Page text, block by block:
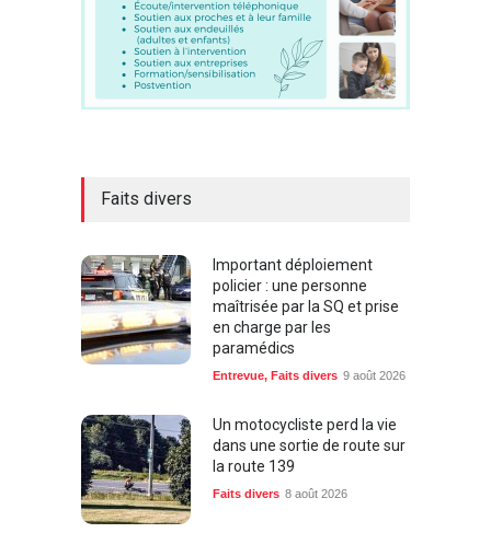
Faits divers
Important déploiement
policier : une personne
maîtrisée par la SQ et prise
en charge par les
paramédics
Entrevue, Faits divers 9 août 2026
Un motocycliste perd la vie
dans une sortie de route sur
la route 139
Faits divers 8 août 2026